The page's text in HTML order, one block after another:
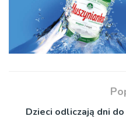
Dzieci odliczają dni